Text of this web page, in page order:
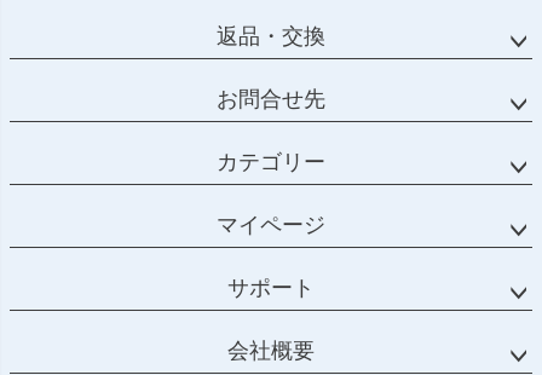
返品・交換
お問合せ先
カテゴリー
マイページ
サポート
会社概要